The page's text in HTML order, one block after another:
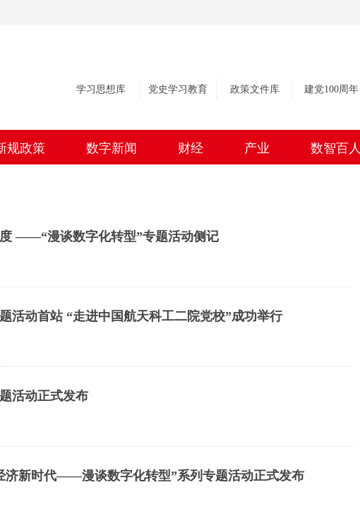
规政策 数字新闻 财经 产业 数智百人
学习思想库 党史学习教育 政策文件库 建党100周年
——“漫谈数字化转型”专题活动侧记
活动首站 “走进中国航天科工二院党校”成功举行
活动正式发布
济新时代——漫谈数字化转型”系列专题活动正式发布